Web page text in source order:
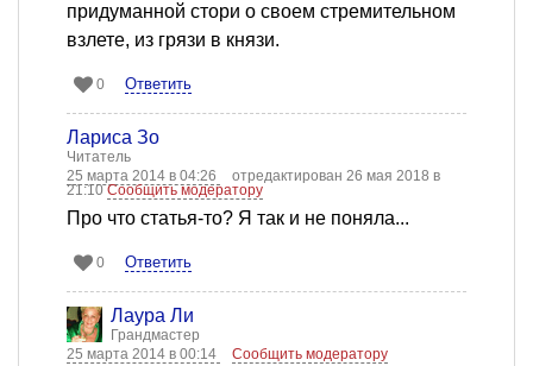
придуманной стори о своем стремительном
взлете, из грязи в князи.
0 Ответить
Лариса Зо
Читатель
25 марта 2014 в 04:26
отредактирован 26 мая 2018 в
21:10Сообщить модератору
Про что статья-то? Я так и не поняла...
0 Ответить
Лаура Ли
Грандмастер
25 марта 2014 в 00:14
Сообщить модератору